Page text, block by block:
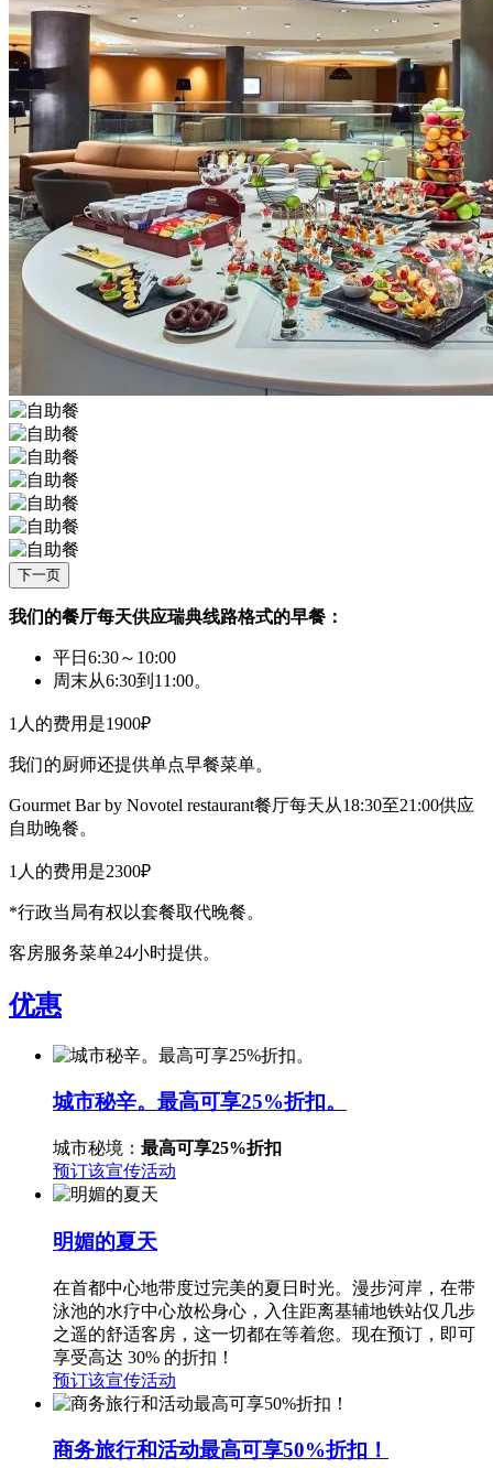
下一页
我们的餐厅每天供应瑞典线路格式的早餐：
平日6:30～10:00
周末从6:30到11:00。
1人的费用是1900₽
我们的厨师还提供单点早餐菜单。
Gourmet Bar by Novotel restaurant餐厅每天从18:30至21:00供应
自助晚餐。
1人的费用是2300₽
*行政当局有权以套餐取代晚餐。
客房服务菜单24小时提供。
优惠
城市秘辛。最高可享25%折扣。
城市秘境： 最高可享25%折扣
预订该宣传活动
明媚的夏天
在首都中心地带度过完美的夏日时光。漫步河岸，在带
泳池的水疗中心放松身心，入住距离基辅地铁站仅几步
之遥的舒适客房，这一切都在等着您。现在预订，即可
享受高达 30% 的折扣！
预订该宣传活动
商务旅行和活动最高可享50%折扣！